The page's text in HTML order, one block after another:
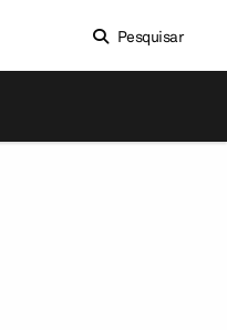
Pesquisar